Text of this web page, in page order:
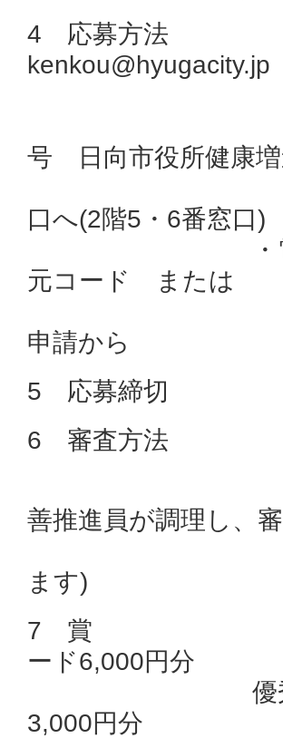
4 応募方法 ・
kenkou@hyugacity.jp
・郵送
号 日向市役所健康増
・直接持
口へ(2階5・6番窓口)
・電子申請
元コード または
ホーム
申請から
5 応募締切 8月
6 審査方法 一
二次審査：
善推進員が調理し、
最優秀賞
ます)
7 賞 最優
ード6,000円分
優秀賞 2
3,000円分